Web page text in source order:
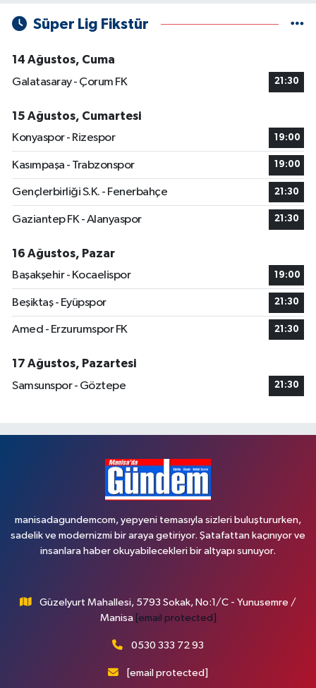
Süper Lig Fikstür
14 Ağustos, Cuma
Galatasaray - Çorum FK
21:30
15 Ağustos, Cumartesi
Konyaspor - Rizespor
19:00
Kasımpaşa - Trabzonspor 19:00
Gençlerbirliği S.K. - Fenerbahçe 21:30
Gaziantep FK - Alanyaspor 21:30
16 Ağustos, Pazar
Başakşehir - Kocaelispor
19:00
Beşiktaş - Eyüpspor 21:30
Amed - Erzurumspor FK 21:30
17 Ağustos, Pazartesi
Samsunspor - Göztepe
21:30
manisadagundemcom, yepyeni temasıyla sizleri buluştururken,
sadelik ve modernizmi bir araya getiriyor. Şatafattan kaçınıyor ve
insanlara haber okuyabilecekleri bir altyapı sunuyor.
Güzelyurt Mahallesi, 5793 Sokak, No:1/C - Yunusemre /
Manisa [email protected]
0530 333 72 93
[email protected]